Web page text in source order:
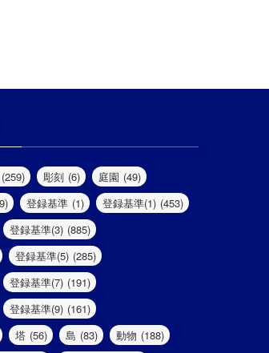
(259) 彫刻 (6) 庭園 (49)
登録基準 (1) 登録基準(1) (453)
登録基準(3) (885)
登録基準(5) (285)
登録基準(7) (191)
登録基準(9) (161)
塔 (56) 島 (83) 動物 (188)